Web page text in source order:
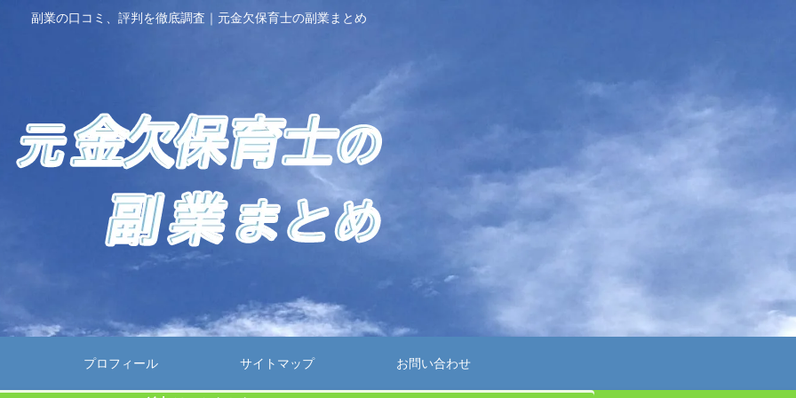
副業の口コミ、評判を徹底調査｜元金欠保育士の副業まとめ
プロフィール サイトマップ お問い合わせ